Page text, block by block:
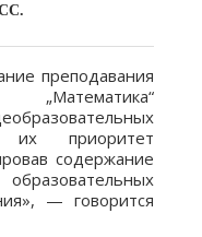
преподавания
их приоритет
содержание
— говорится